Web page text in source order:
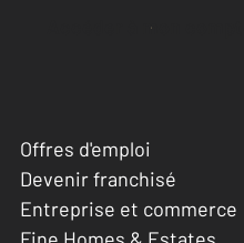
Accéder à mon compte
Offres d'emploi
Devenir franchisé
Entreprise et commerce
Fine Homes & Estates